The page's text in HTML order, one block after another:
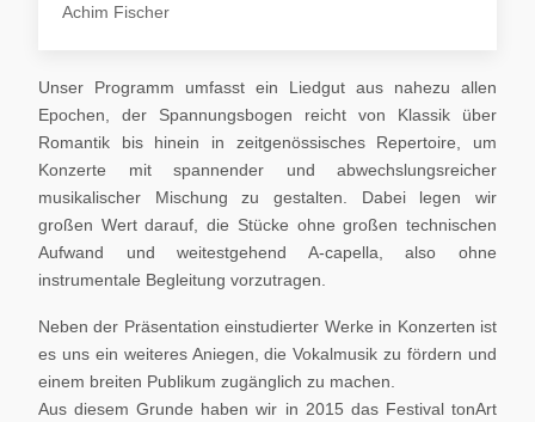
Achim Fischer
Unser Programm umfasst ein Liedgut aus nahezu allen
Epochen, der Spannungsbogen reicht von Klassik über
Romantik bis hinein in zeitgenössisches Repertoire, um
Konzerte mit spannender und abwechslungsreicher
musikalischer Mischung zu gestalten. Dabei legen wir
großen Wert darauf, die Stücke ohne großen technischen
Aufwand und weitestgehend A-capella, also ohne
instrumentale Begleitung vorzutragen.
Neben der Präsentation einstudierter Werke in Konzerten ist
es uns ein weiteres Aniegen, die Vokalmusik zu fördern und
einem breiten Publikum zugänglich zu machen.
Aus diesem Grunde haben wir in 2015 das Festival tonArt